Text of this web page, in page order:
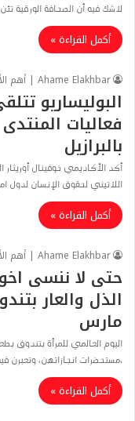
لاشك فيه أن الصحافة الورقية
أكمل القراءة »
Ahame Elakhbar | أهم الأخبار
البوليساريو
فعاليات
بالبرازيل
أكد الأكاديمي خوفينال
اللاتيني لحقوق الإنسان لدول
أكمل القراءة »
Ahame Elakhbar | أهم الأخبار
حتى لا ننسى
مارس
اليوم العالمي للمرأة بتندوف
٬مستحضرات انجازاتهن٬ وتعبرن فيه عن تطلعاتهن٬…
أكمل القراءة »